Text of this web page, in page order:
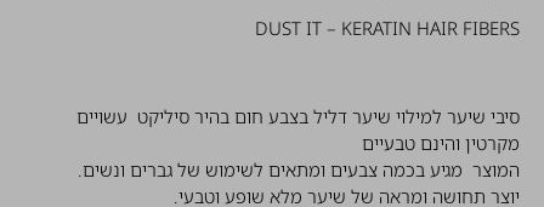
DUST IT – KERATIN HAIR FIBERS
סיבי שיער למילוי שיער דליל בצבע חום בהיר סיליקט עשויים
מקרטין והינם טבעיים
המוצר מגיע בכמה צבעים ומתאים לשימוש של גברים ונשים.
יוצר תחושה ומראה של שיער מלא שופע וטבעי.